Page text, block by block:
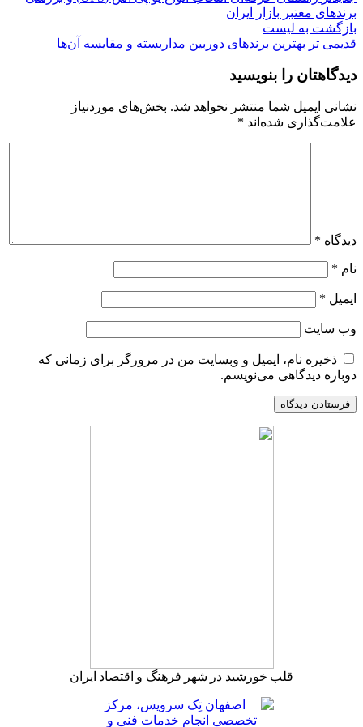
برندهای معتبر بازار ایران
بازگشت به لیست
قدیمی تر بهترین برندهای دوربین مداربسته و مقایسه آن‌ها
دیدگاهتان را بنویسید
نشانی ایمیل شما منتشر نخواهد شد. بخش‌های موردنیاز
علامت‌گذاری شده‌اند *
دیدگاه *
نام *
ایمیل *
وب‌ سایت
ذخیره نام، ایمیل و وبسایت من در مرورگر برای زمانی که
دوباره دیدگاهی می‌نویسم.
قلب خورشید در شهر فرهنگ و اقتصاد ایران